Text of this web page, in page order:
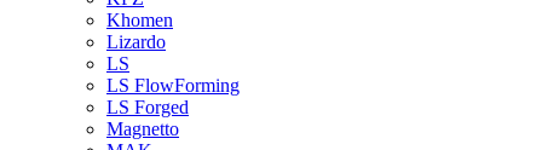
Khomen
Lizardo
LS
LS FlowForming
LS Forged
Magnetto